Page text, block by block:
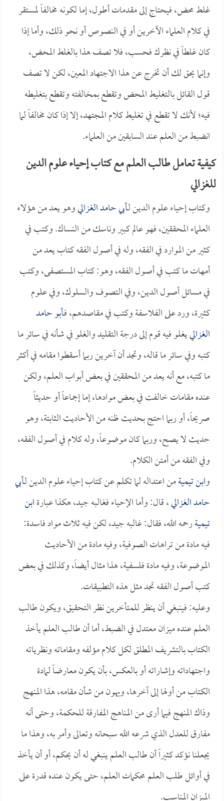
غلط محض، فيحتاج إلى مقدمات أطول، إما لكونه مخالفاً لمستقر
في كلام العلماء الآخرين أو في النصوص أو نحو ذلك، وأما إذا
كان غلطاً في نظرك فحسب، فلا تصف هذا بالغلط المحض،
وإنما يحق لك أن تخرج عن هذا الاجتهاد المعين، لكن لا تصف
قول القائل بالتغليط المحض وتقطع بمخالفته وتقطع بتغليطه
فيه؛ لأنك لا تقطع في تغليط كلام المجتهد، إلا إذا كان مخالفاً لما
انضبط من العلم عند السابقين من العلماء.
كيفية تعامل طالب العلم مع كتاب إحياء علوم الدين
للغزالي
وكتاب إحياء علوم الدين لـأبي حامد الغزاليوهو يعد من هؤلاء
العلماء المحققين، فهو عالم كبير وناسك من النساك. وكتب في
كثير من الموارد في الفقه، وله في أصول الفقه كتاب يعد من
أمهات ما كتب في أصول الفقه، وهو: كتاب المستصفى، وكتب
في مسائل أصول الدين، وفي التصوف والسلوك، وفي علوم
كثيرة، ورد على الفلاسفة وكتب في مقاصدهم، فـأبو حامد
الغزالييغلو فيه قوم إلى درجة التقليد والغلو في شأنه في سائر ما
كتبه وفي سائر ما قاله، وتجد أن آخرين ربما أسقطوا مقامه في أكثر
ما كتبه، مع أنه يعد من المحققين في بعض أبواب العلم، ولكن
عنده مقامات خالفت في بعض موادها، إما إجماعاً أو حديثاً
صريحاً، أو ربما احتج بحديث ظنه من الأحاديث الثابتة، وهو
حديث لا يصح، وربما كان موضوعاً، وله كلام في أصول الفقه،
وفي الفقه من أمتن الكلام.
وابن تيميةمن اعتداله لما تكلم عن كتاب إحياء علوم الدين لـأبي
حامد الغزالي، قال: وأما الإحياء فغالبه جيد، هكذا عبارةابن
تيميةرحمه الله، فقال: غالبه جيد، لكن فيه ثلاث مواد فاسدة:
فيه مادة من تراهات الصوفية، وفيه مادة من الأحاديث
الموضوعة، وفيه مادة فلسفية، هذا مثال أيضاً، وكذلك في بعض
كتب أصول الفقه تجد مثل هذه التطبيقات.
وعليه: فينبغي أن ينظر للمتأخرين نظر التحقيق، ويكون طالب
العلم عنده ميزان معتدل في الضبط، أما أن طالب العلم يأخذ
الكتاب بالتشريف المطلق لكل كلام مؤلفه ومقاماته ونظرياته
واجتهاداته وإشاراته أو بالعكس، بأن يكون معارضاً لمادة
الكتاب من أولها إلى آخرها، ويهون من شأن مقامه، هذا المنهج
وذاك المنهج فيما أرى من المناهج المفارقة للحكمة، وحتى أنه
مفارق للعدل الذي شرعه الله سبحانه وتعالى وأمر به، وهذا ما
يجعلنا نؤكد كثيراً أن طالب العلم ينبغي له أن يحكم، أو أن يأخذ
في أوائل طلب العلم محكمات العلم، حتى يكون عنده قدرة على